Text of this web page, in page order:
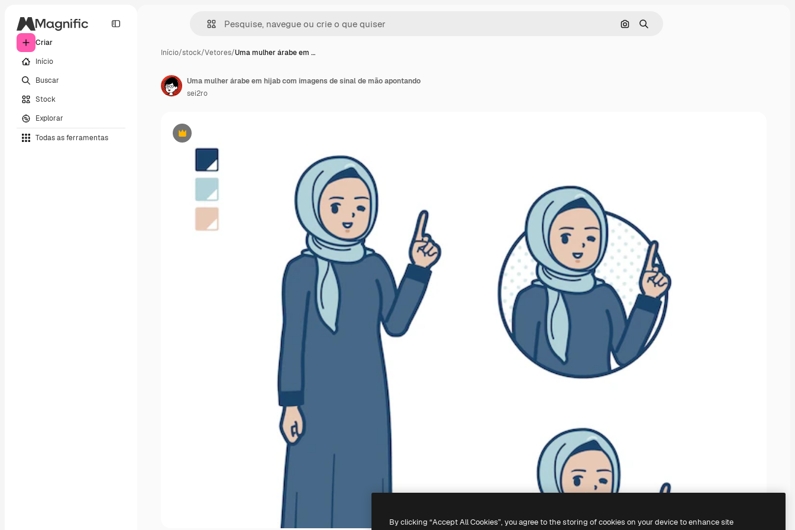
Criar
Início
Buscar
Stock
Explorar
Todas as ferramentas
Pesquisar por imagem
Buscar
Início/stock/Vetores/Uma mulher árabe em …
Premium
Uma mulher árabe em hijab com imagens de sinal de mão apontando
sei2ro
By clicking “Accept All Cookies”, you agree to the storing of cookies on your device to enhance site